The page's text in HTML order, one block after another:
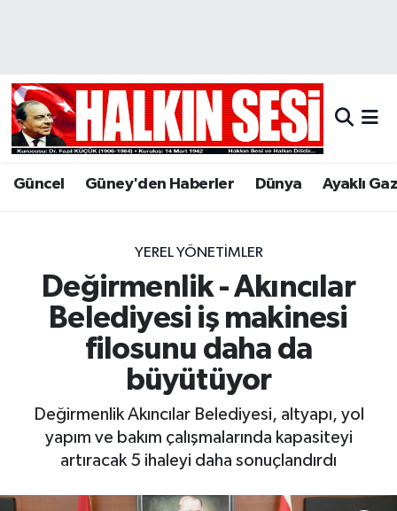
Güncel Güney'den Haberler Dünya Ayaklı
YEREL YÖNETİMLER
Değirmenlik - Akıncılar
Belediyesi iş makinesi
filosunu daha da
büyütüyor
Değirmenlik Akıncılar Belediyesi, altyapı, yol
yapım ve bakım çalışmalarında kapasiteyi
artıracak 5 ihaleyi daha sonuçlandırdı
Hava Durumu
Trafik Durumu
Tüm Manşetler
Son Dakika Haberleri
Haber Arşivi